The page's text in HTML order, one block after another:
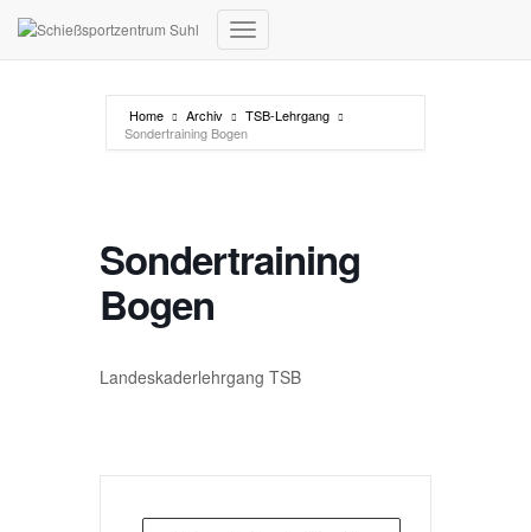
Navigation umschalten
Home Archiv
TSB-Lehrgang
Sondertraining Bogen
Sondertraining
Bogen
Landeskaderlehrgang TSB